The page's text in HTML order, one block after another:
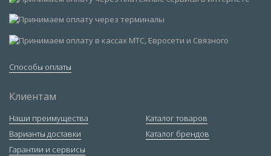
Способы оплаты
Клиентам
Наши преимущества
Варианты доставки
Гарантии и сервисы
Каталог товаров
Каталог брендов